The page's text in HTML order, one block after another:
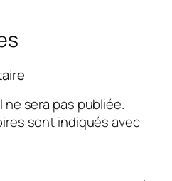
sera pas publiée.
sont indiqués avec